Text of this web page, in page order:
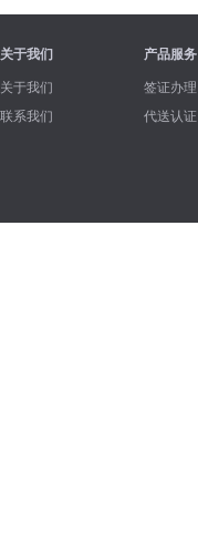
关于我们
关于我们
联系我们
产品服务
签证办理
代送认证